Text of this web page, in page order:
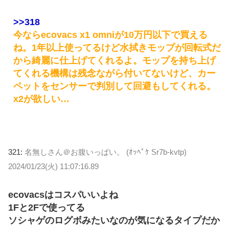
>>318
今ならecovacs x1 omniが10万円以下で買える
ね。1年以上使ってるけど水拭きモップが回転式だ
から綺麗に仕上げてくれるよ。モップを持ち上げ
てくれる機構は残念ながら付いてないけど、カー
ペットをセンサーで判別して回避もしてくれる。
x2が欲しい…
321: 名無しさん＠お腹いっぱい。 (ｵｯﾍﾟｹ Sr7b-kvtp)
2024/01/23(火) 11:07:16.89
ecovacsはコスパいいよね
1Fと2Fで使ってる
ソシャゲのログボみたいなのが気になるタイプだか